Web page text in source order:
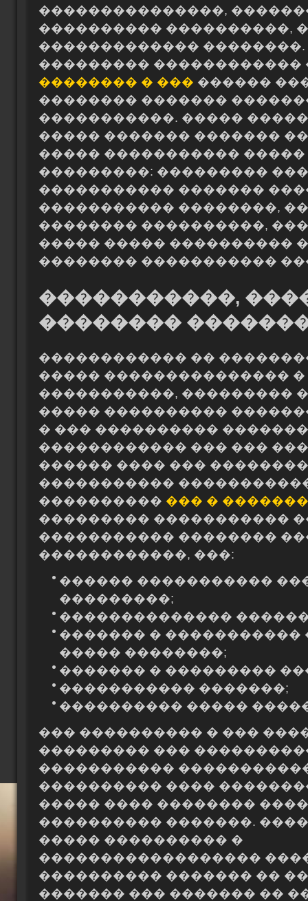
���������������,
���������� ����������,
������������� ��������.
��������� ������������
�������� � ��� ������
�������� �������
�����������. �����
����� ������� �������
����� �����������
���������: ���������
����������� �������
����������� ��������,
�������� ����������,
����� ����� ����������
�������� �����������
�����������,
��������
������������ ��
����� ��������������� �
�����������, ���������
����� ����������
� ��� ����������
������������ ��� ���
������ ���� ���
�����������
���������� ��� �
��������� �����������
����������� ��������
������������, ���:
������ �����������
���������;
��������������
������� � �����������
����� ��������;
������� � ���������
����������� �������;
���������� �����
��� ���������� � ���
��������� ���
�����������
���������� ����
����� ���� ��������
���������� �������.
����� ���������� �
������������������
���������� ������� ��
������� ��� ������� ��